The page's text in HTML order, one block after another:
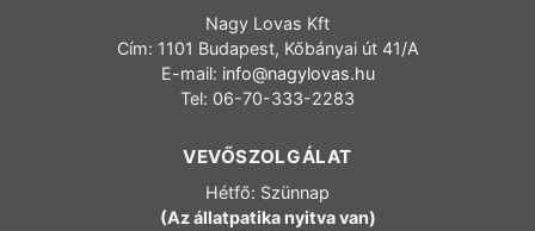
Nagy Lovas Kft
Cím: 1101 Budapest, Kőbányai út 41/A
E-mail: info@nagylovas.hu
Tel: 06-70-333-2283
VEVŐSZOLGÁLAT
Hétfő: Szünnap
(Az állatpatika nyitva van)